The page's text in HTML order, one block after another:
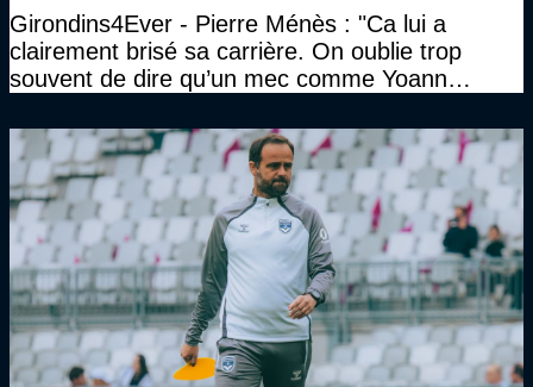
Girondins4Ever - Pierre Ménès : "Ca lui a
clairement brisé sa carrière. On oublie trop
souvent de dire qu’un mec comme Yoann